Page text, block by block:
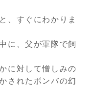
、すぐにわかりま
に、父が軍隊で飼
に対して憎しみの
されたボンバの幻